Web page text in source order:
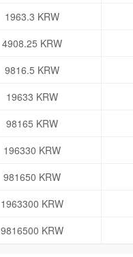
1963.3 KRW
4908.25 KRW
9816.5 KRW
19633 KRW
98165 KRW
196330 KRW
981650 KRW
1963300 KRW
9816500 KRW